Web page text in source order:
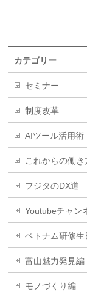
カテゴリー
セミナー
制度改革
AIツール活用術
これからの働
フジタのDX道
Youtubeチャン
ベトナム研修生
富山魅力発見編
モノづくり編